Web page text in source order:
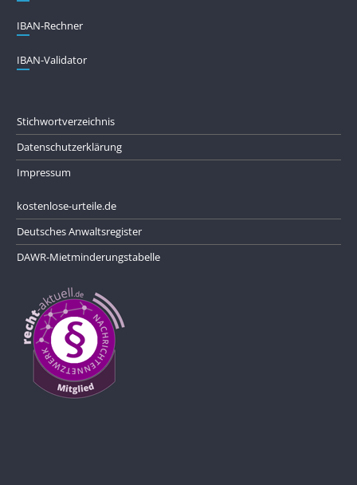
IBAN-Rechner
IBAN-Validator
Stichwortverzeichnis
Datenschutzerklärung
Impressum
kostenlose-urteile.de
Deutsches Anwaltsregister
DAWR-Mietminderungstabelle